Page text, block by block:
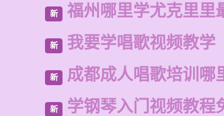
新 福州哪里学尤克里里
新 我要学唱歌视频教学
新 成都成人唱歌培训哪
新 学钢琴入门视频教程